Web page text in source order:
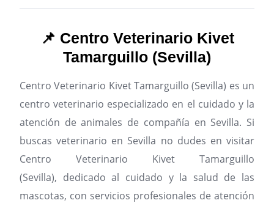
📌 Centro Veterinario Kivet
Tamarguillo (Sevilla)
Centro Veterinario Kivet Tamarguillo (Sevilla) es un
centro veterinario especializado en el cuidado y la
atención de animales de compañía en Sevilla. Si
buscas veterinario en Sevilla no dudes en visitar
Centro Veterinario Kivet Tamarguillo
(Sevilla), dedicado al cuidado y la salud de las
mascotas, con servicios profesionales de atención